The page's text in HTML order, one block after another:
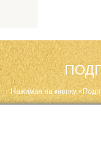
Нажимая на кнопку